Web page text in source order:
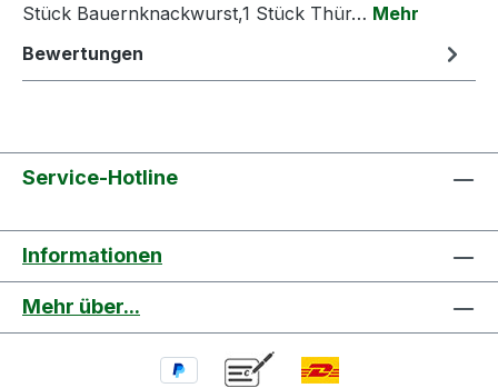
Stück Bauernknackwurst,1 Stück Thür… Mehr
Bewertungen
Service-Hotline
Informationen
Mehr über...